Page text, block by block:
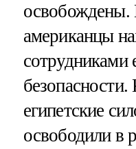
освобождены.
американцы
сотрудниками
безопасности.
египетские
освободили в